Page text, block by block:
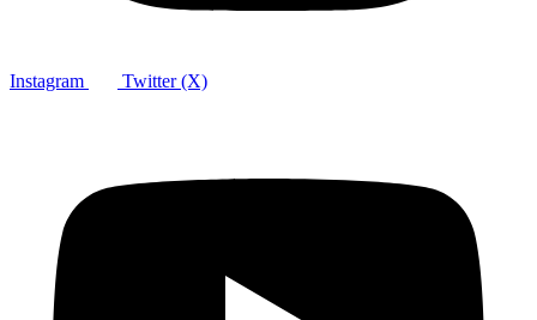
Instagram Twitter (X)